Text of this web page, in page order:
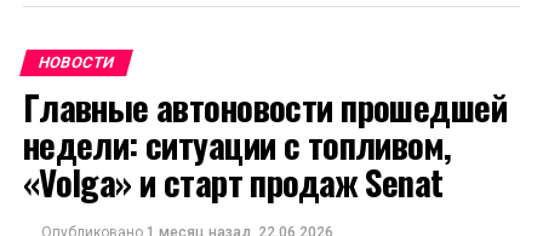
НОВОСТИ
Главные автоновости прошедшей
недели: ситуации с топливом,
«Volga» и старт продаж Senat
Опубликовано 1 месяц назад 22.06.2026